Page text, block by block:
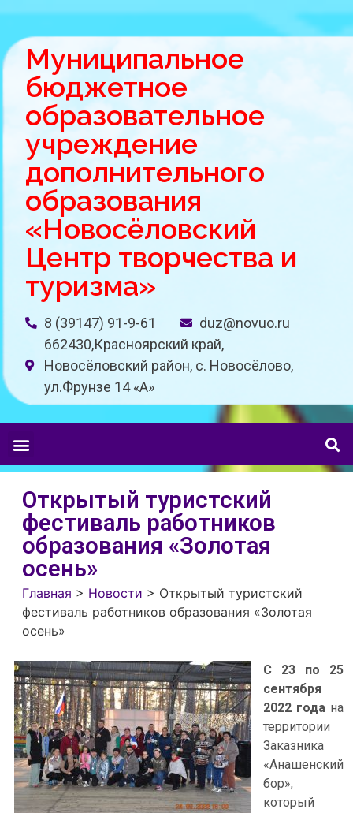
Муниципальное
бюджетное
образовательное
учреждение
дополнительного
образования
«Новосёловский
Центр творчества и
туризма»
8 (39147) 91-9-61
duz@novuo.ru
662430,Красноярский край,
Новосёловский район, с. Новосёлово,
ул.Фрунзе 14 «A»
Открытый туристский
фестиваль работников
образования «Золотая
осень»
Главная > Новости > Открытый туристский
фестиваль работников образования «Золотая
осень»
С 23 по 25
сентября
2022 года на
территории
Заказника
«Анашенский
бор»,
который